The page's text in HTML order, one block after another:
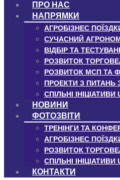
ПРО НАС
НАПРЯМКИ
АГРОБІЗНЕС
СУЧАСНИЙ АГРОНОМ
ВІДБІР ТА
РОЗВИТОК
РОЗВИТОК МСП ТА
ПРОЕКТИ З ПИТАНЬ
СПІЛЬНІ ІНІЦІАТИВИ
НОВИНИ
ФОТОЗВІТИ
ТРЕНІНГИ ТА
АГРОБІЗНЕС
РОЗВИТОК
СПІЛЬНІ ІНІЦІАТИВИ
КОНТАКТИ